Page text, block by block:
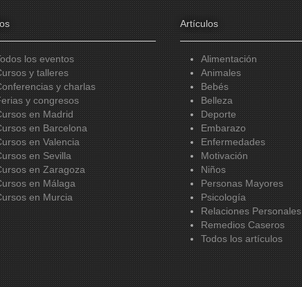
los eventos
y talleres
y charlas
y congresos
en Madrid
en Barcelona
en Valencia
en Sevilla
en Zaragoza
en Málaga
en Murcia
Artículos
Alimentación
Animales
Bebés
Belleza
Deporte
Embarazo
Enfermedades
Motivación
Niños
Personas Mayores
Psicología
Relaciones Personales
Remedios Caseros
Todos los artículos